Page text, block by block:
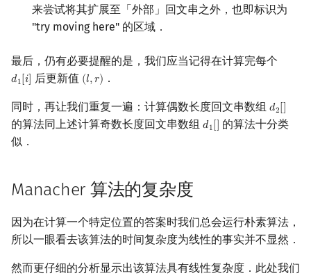
来尝试将其扩展至「外部」回文串之外，也即标识为
"try moving here" 的区域．
最后，仍有必要提醒的是，我们应当记得在计算完每个
𝑑1[𝑖]
d1[i 后更新值 (𝑙,𝑟)
(l,r) ．
同时，再让我们重复一遍：计算偶数长度回文串数组 𝑑2[]
d2[
的算法同上述计算奇数长度回文串数组 𝑑1[]
d1[ 的算法十分类
似．
Manacher 算法的复杂度
因为在计算一个特定位置的答案时我们总会运行朴素算法，
所以一眼看去该算法的时间复杂度为线性的事实并不显然．
然而更仔细的分析显示出该算法具有线性复杂度．此处我们